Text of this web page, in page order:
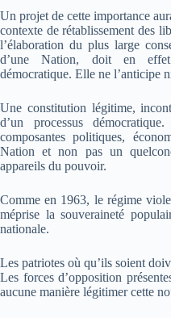
Un projet de cette importance
contexte de rétablissement des
l’élaboration du plus large
d’une Nation, doit en
démocratique. Elle ne l’anticipe
Une constitution légitime,
d’un processus
composantes politiques,
Nation et non pas un
appareils du pouvoir.
Comme en 1963, le régime
méprise la souveraineté
nationale.
Les patriotes où qu’ils soient
Les forces d’opposition
aucune manière légitimer cette